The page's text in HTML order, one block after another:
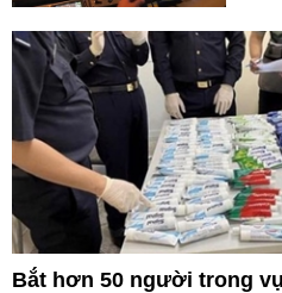
Bắt hơn 50 người trong